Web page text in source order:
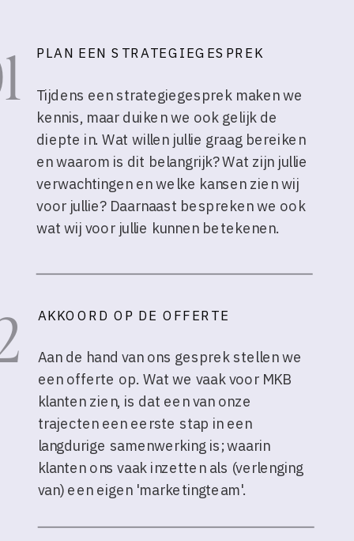
PLAN EEN STRATEGIEGESPREK
Tijdens een strategiegesprek maken we
kennis, maar duiken we ook gelijk de
diepte in. Wat willen jullie graag bereiken
en waarom is dit belangrijk? Wat zijn jullie
verwachtingen en welke kansen zien wij
voor jullie? Daarnaast bespreken we ook
wat wij voor jullie kunnen betekenen.
AKKOORD OP DE OFFERTE
Aan de hand van ons gesprek stellen we
een offerte op. Wat we vaak voor MKB
klanten zien, is dat een van onze
trajecten een eerste stap in een
langdurige samenwerking is; waarin
klanten ons vaak inzetten als (verlenging
van) een eigen 'marketingteam'.